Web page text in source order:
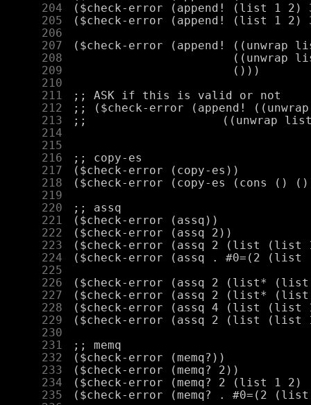
    204
    205
    206
    207
    208
    209
    210
    211
    212
    213
    214
    215
    216
    217
    218
    219
    220
    221
    222
    223
    224
    225
    226
    227
    228
    229
    230
    231
    232
    233
    234
    235